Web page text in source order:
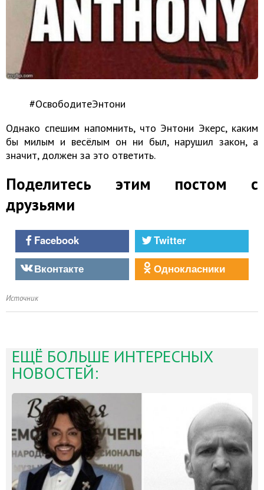
#ОсвободитеЭнтони
Однако спешим напомнить, что Энтони Экерс, каким
бы милым и весёлым он ни был, нарушил закон, а
значит, должен за это ответить.
Поделитесь этим постом с
друзьями
Facebook
Twitter
Вконтакте
Однокласники
Источник
ЕЩЁ БОЛЬШЕ ИНТЕРЕСНЫХ
НОВОСТЕЙ: